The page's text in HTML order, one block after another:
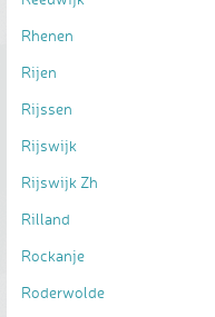
Rhenen
Rijen
Rijssen
Rijswijk
Rijswijk Zh
Rilland
Rockanje
Roderwolde